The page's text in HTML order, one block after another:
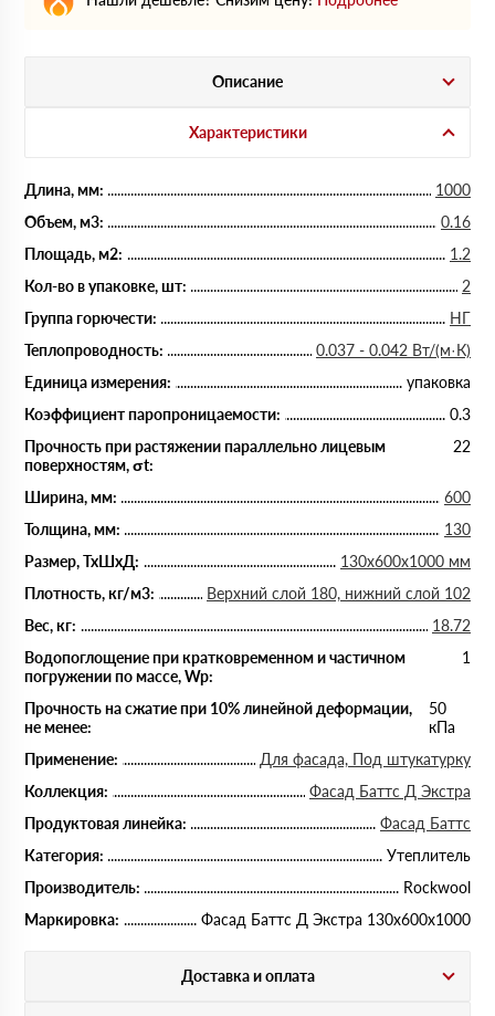
Описание
Характеристики
Длина, мм:
1000
Объем, м3:
0.16
Площадь, м2:
1.2
Кол-во в упаковке, шт:
2
Группа горючести:
НГ
Теплопроводность:
0.037 - 0.042 Вт/(м·К)
Единица измерения:
упаковка
Коэффициент паропроницаемости:
0.3
Прочность при растяжении параллельно лицевым
поверхностям, σt:
22
Ширина, мм:
600
Толщина, мм:
130
Размер, ТхШхД:
130х600х1000 мм
Плотность, кг/м3:
Верхний слой 180, нижний слой 102
Вес, кг:
18.72
Водопоглощение при кратковременном и частичном
погружении по массе, Wp:
1
Прочность на сжатие при 10% линейной деформации,
не менее:
50
кПа
Применение:
Для фасада, Под штукатурку
Коллекция:
Фасад Баттс Д Экстра
Продуктовая линейка:
Фасад Баттс
Категория:
Утеплитель
Производитель:
Rockwool
Маркировка:
Фасад Баттс Д Экстра 130х600х1000
Доставка и оплата